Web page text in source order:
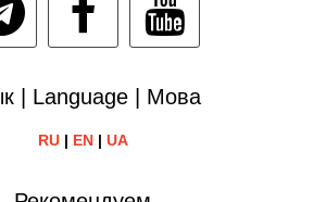
| Language | Мова
RU| EN| UA